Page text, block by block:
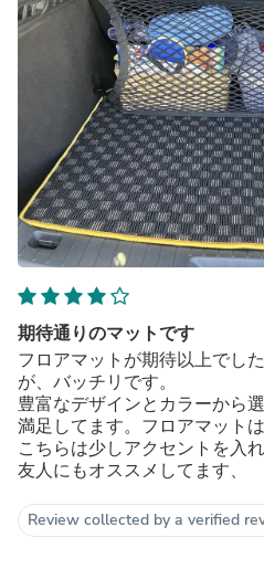
期待通りのマットです
フロアマットが期待以上でし
が、バッチリです。
豊富なデザインとカラーから
満足してます。フロアマット
こちらは少しアクセントを入
友人にもオススメしてます、
Review collected by a verified